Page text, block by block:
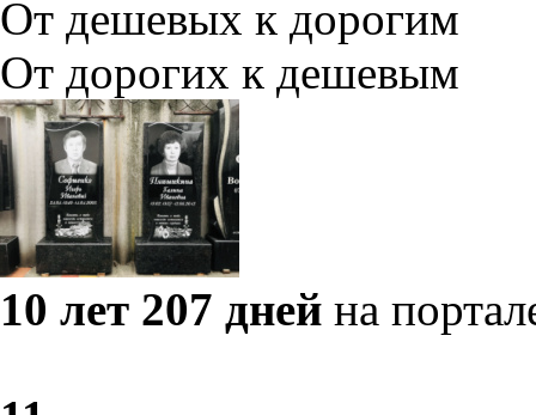
От дешевых к дорогим
От дорогих к дешевым
10 лет 207 дней на